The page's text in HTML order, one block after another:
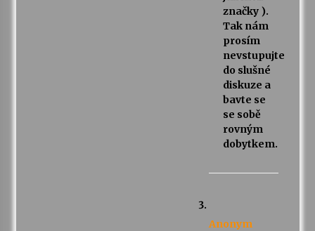
značky ).
Tak nám
prosím
nevstupujte
do slušné
diskuze a
bavte se
se sobě
rovným
dobytkem.
Anonym